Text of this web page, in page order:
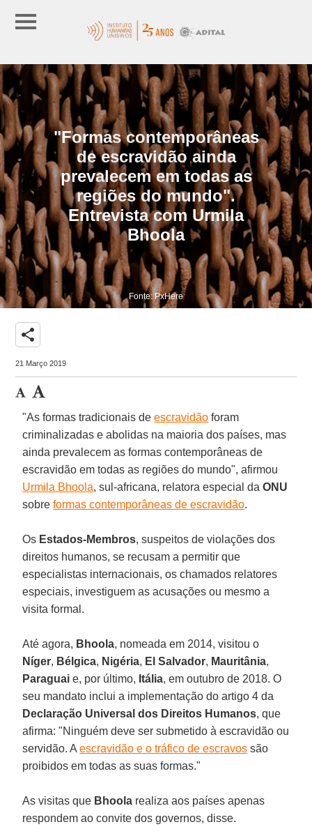
"Formas contemporâneas
de escravidão ainda
prevalecem em todas as
regiões do mundo".
Entrevista com Urmila
Bhoola
Fonte: PxHere
share
21 Março 2019
"As formas tradicionais deescravidão foram
criminalizadas e abolidas na maioria dos países, mas
ainda prevalecem as formas contemporâneas de
escravidão em todas as regiões do mundo", afirmou
Urmila Bhoola, sul-africana, relatora especial daONU
sobreformas contemporâneas de escravidão.
Os Estados-Membros, suspeitos de violações dos
direitos humanos, se recusam a permitir que
especialistas internacionais, os chamados relatores
especiais, investiguem as acusações ou mesmo a
visita formal.
Até agora, Bhoola, nomeada em 2014, visitou o
Níger, Bélgica, Nigéria, El Salvador, Mauritânia,
Paraguai e, por último, Itália, em outubro de 2018. O
seu mandato inclui a implementação do artigo 4 da
Declaração Universal dos Direitos Humanos, que
afirma: "Ninguém deve ser submetido à escravidão ou
servidão. Aescravidão e o tráfico de escravos são
proibidos em todas as suas formas."
As visitas que Bhoola realiza aos países apenas
respondem ao convite dos governos, disse.